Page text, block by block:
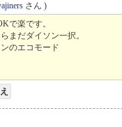
さん )
で楽です。
まだダイソン一択。
のエコモード